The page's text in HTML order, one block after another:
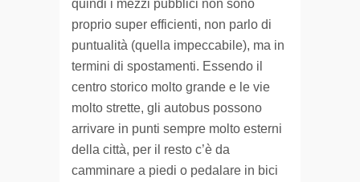
quindi i mezzi pubblici non sono
proprio super efficienti, non parlo di
puntualità (quella impeccabile), ma in
termini di spostamenti. Essendo il
centro storico molto grande e le vie
molto strette, gli autobus possono
arrivare in punti sempre molto esterni
della città, per il resto c’è da
camminare a piedi o pedalare in bici